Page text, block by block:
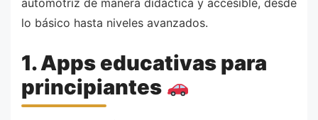
automotriz de manera didáctica y accesible, desde
lo básico hasta niveles avanzados.
1. Apps educativas para
principiantes